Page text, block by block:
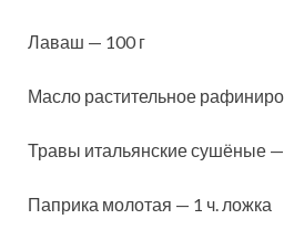
Лаваш — 100 г
Масло растительное
Травы итальянские сушёные —
Паприка молотая — 1 ч. ложка